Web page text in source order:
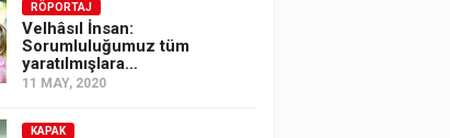
RÖPORTAJ
Velhâsıl İnsan:
Sorumluluğumuz tüm
yaratılmışlara…
11 MAY, 2020
KAPAK